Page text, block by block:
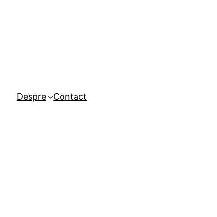
Despre Contact